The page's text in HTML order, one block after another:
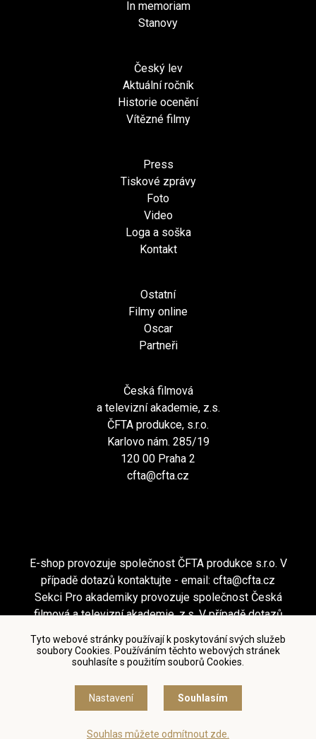
Tyto webové stránky používají k poskytování svých služeb
soubory Cookies. Používáním těchto webových stránek
souhlasíte s použitím souborů Cookies.
Nastavení Souhlasím
Souhlas můžete odmítnout zde.
In memoriam
Stanovy
Český lev
Aktuální ročník
Historie ocenění
Vítězné filmy
Press
Tiskové zprávy
Foto
Video
Loga a soška
Kontakt
Ostatní
Filmy online
Oscar
Partneři
Česká filmová
a televizní akademie, z.s.
ČFTA produkce, s.r.o.
Karlovo nám. 285/19
120 00 Praha 2
cfta@cfta.cz
E-shop provozuje společnost ČFTA produkce s.r.o. V
případě dotazů kontaktujte - email: cfta@cfta.cz
Sekci Pro akademiky provozuje společnost Česká
filmová a televizní akademie, z.s. V případě dotazů
Podmínky užití a zásady ochrany osobních údajů
Nastavení cookies